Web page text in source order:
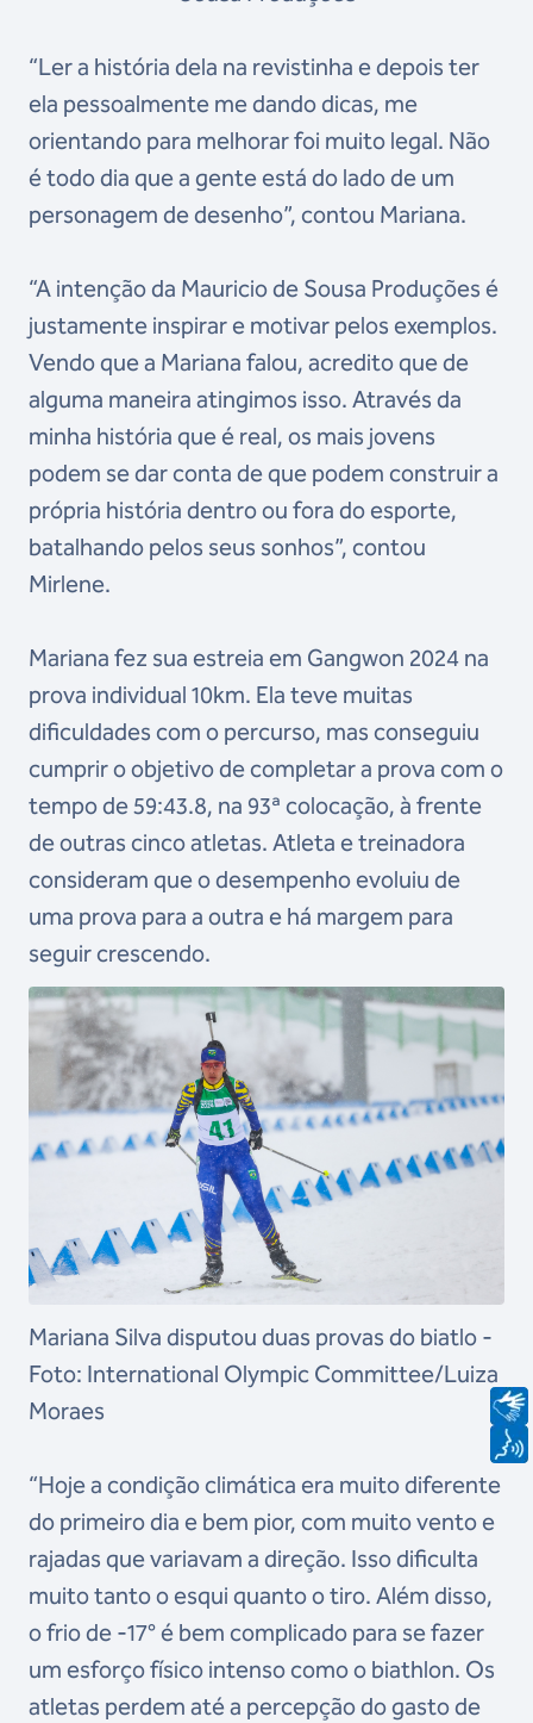
“Ler a história dela na revistinha e depois ter
ela pessoalmente me dando dicas, me
orientando para melhorar foi muito legal. Não
é todo dia que a gente está do lado de um
personagem de desenho”, contou Mariana.
“A intenção da Mauricio de Sousa Produções é
justamente inspirar e motivar pelos exemplos.
Vendo que a Mariana falou, acredito que de
alguma maneira atingimos isso. Através da
minha história que é real, os mais jovens
podem se dar conta de que podem construir a
própria história dentro ou fora do esporte,
batalhando pelos seus sonhos”, contou
Mirlene.
Mariana fez sua estreia em Gangwon 2024 na
prova individual 10km. Ela teve muitas
dificuldades com o percurso, mas conseguiu
cumprir o objetivo de completar a prova com o
tempo de 59:43.8, na 93ª colocação, à frente
de outras cinco atletas. Atleta e treinadora
consideram que o desempenho evoluiu de
uma prova para a outra e há margem para
seguir crescendo.
Mariana Silva disputou duas provas do biatlo -
Foto: International Olympic Committee/Luiza
Moraes
“Hoje a condição climática era muito diferente
do primeiro dia e bem pior, com muito vento e
rajadas que variavam a direção. Isso dificulta
muito tanto o esqui quanto o tiro. Além disso,
o frio de -17° é bem complicado para se fazer
um esforço físico intenso como o biathlon. Os
atletas perdem até a percepção do gasto de